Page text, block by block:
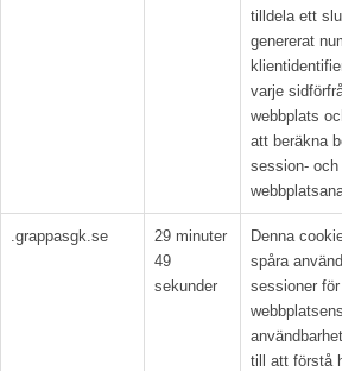
tilldela ett
genererat
varje
webbplats
att beräkna
session-
.grappasgk.se
29 minuter
49
sekunder
Denna
spåra
sessioner
till att förstå